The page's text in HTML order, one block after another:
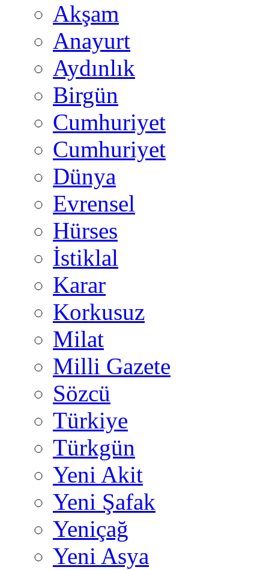
Akşam
Anayurt
Aydınlık
Birgün
Cumhuriyet
Cumhuriyet
Dünya
Evrensel
Hürses
İstiklal
Karar
Korkusuz
Milat
Milli Gazete
Sözcü
Türkiye
Türkgün
Yeni Akit
Yeni Şafak
Yeniçağ
Yeni Asya